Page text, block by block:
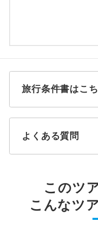
旅行条件書はこ
よくある質問
このツ
こんなツ